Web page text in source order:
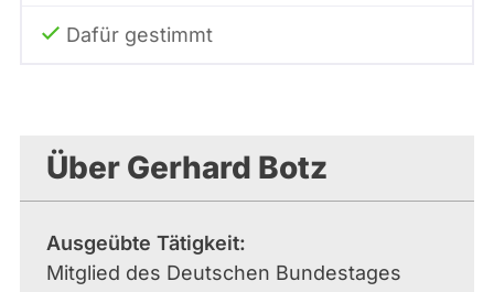
Dafür gestimmt
Über Gerhard Botz
Ausgeübte Tätigkeit
Mitglied des Deutschen Bundestages